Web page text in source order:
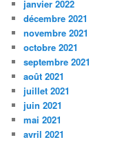
janvier 2022
décembre 2021
novembre 2021
octobre 2021
septembre 2021
août 2021
juillet 2021
juin 2021
mai 2021
avril 2021